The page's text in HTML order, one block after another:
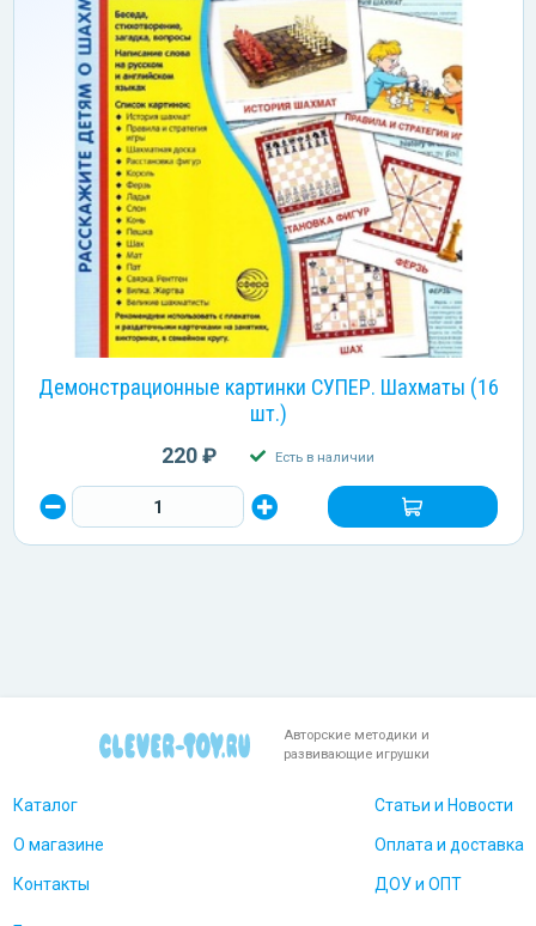
Демонстрационные картинки СУПЕР. Шахматы (16
шт.)
220 ₽ Есть в наличии
Авторские методики и
развивающие игрушки
Каталог
О магазине
Контакты
Статьи и Новости
Оплата и доставка
ДОУ и ОПТ